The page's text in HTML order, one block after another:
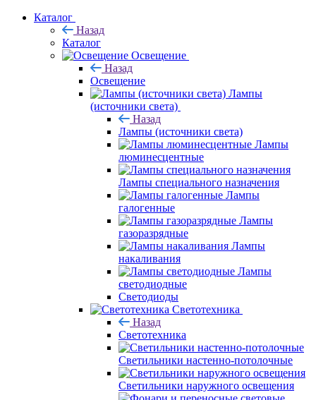
Каталог
Назад
Каталог
Освещение
Назад
Освещение
Лампы
(источники света)
Назад
Лампы (источники света)
Лампы
люминесцентные
Лампы специального назначения
Лампы
галогенные
Лампы
газоразрядные
Лампы
накаливания
Лампы
светодиодные
Светодиоды
Светотехника
Назад
Светотехника
Светильники настенно-потолочные
Светильники наружного освещения